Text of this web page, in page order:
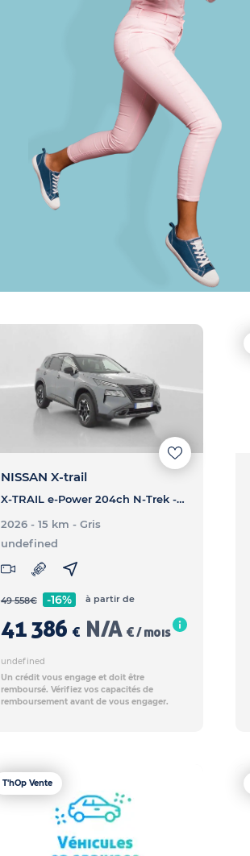
NISSAN X-trail
X-TRAIL e-Power 204ch N-Trek - X-TRAIL X-TRAIL e-Power 204ch N-Trek
2026 - 15 km - Gris
undefined
49 558€ -16%
41 386 €
à partir de
N/A € / mois
undefined
Un crédit vous engage et doit être
remboursé. Vérifiez vos capacités de
remboursement avant de vous engager.
T'hOp Vente